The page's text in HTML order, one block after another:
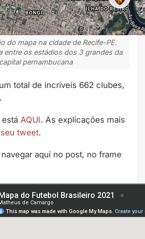
do mapa na cidade de Recife-PE.
entre os estádios dos 3 grandes da
capital pernambucana
total de incríveis 662 clubes,
está AQUI. As explicações mais
tweet.
aqui no post, no frame